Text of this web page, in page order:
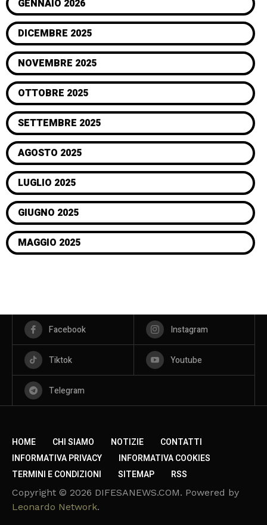
GENNAIO 2026
DICEMBRE 2025
NOVEMBRE 2025
OTTOBRE 2025
SETTEMBRE 2025
AGOSTO 2025
LUGLIO 2025
GIUGNO 2025
MAGGIO 2025
Facebook Instagram
Tiktok Youtube
Telegram
HOME CHI SIAMO NOTIZIE
CONTATTI
INFORMATIVA PRIVACY
INFORMATIVA COOKIES
TERMINI E CONDIZIONI
SITEMAP RSS
Copyright © 2026 DIFESANEWS.COM. Powered by
Leonardo Network.